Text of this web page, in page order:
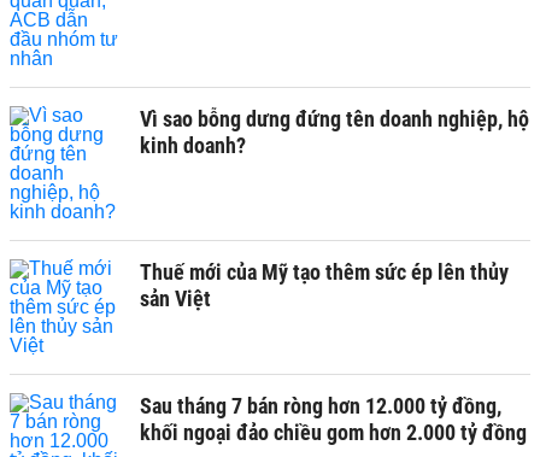
Vì sao bỗng dưng đứng tên doanh nghiệp, hộ
kinh doanh?
Thuế mới của Mỹ tạo thêm sức ép lên thủy
sản Việt
Sau tháng 7 bán ròng hơn 12.000 tỷ đồng,
khối ngoại đảo chiều gom hơn 2.000 tỷ đồng